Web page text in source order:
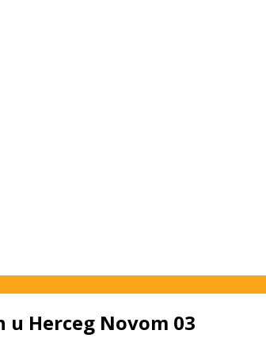
u Herceg Novom 03